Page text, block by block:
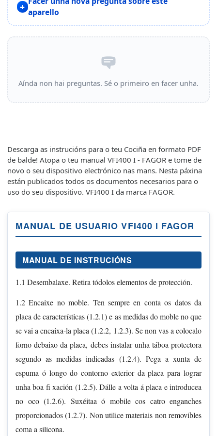
aparello
Aínda non hai preguntas. Sé o primeiro en facer unha.
Descarga as instrucións para o teu Cociña en formato PDF
de balde! Atopa o teu manual VFI400 I - FAGOR e tome de
novo o seu dispositivo electrónico nas mans. Nesta páxina
están publicados todos os documentos necesarios para o
uso do seu dispositivo. VFI400 I da marca FAGOR.
MANUAL DE USUARIO VFI400 I FAGOR
MANUAL DE INSTRUCIÓNS
1.1 Desembalaxe. Retira tódolos elementos de protección.
1.2 Encaixe no moble. Ten sempre en conta os datos da
placa de características (1.2.1) e as medidas do moble no que
se vai a encaixa-la placa (1.2.2, 1.2.3). Se non vas a colocalo
forno debaixo da placa, debes instalar unha táboa protectora
segundo as medidas indicadas (1.2.4). Pega a xunta de
espuma ó longo do contorno exterior da placa para lograr
unha boa fi xación (1.2.5). Dálle a volta á placa e introducea
no oco (1.2.6). Suxéitaa ó mobile cos catro enganches
proporcionados (1.2.7). Non utilice materiais non removibles
coma a silicona.